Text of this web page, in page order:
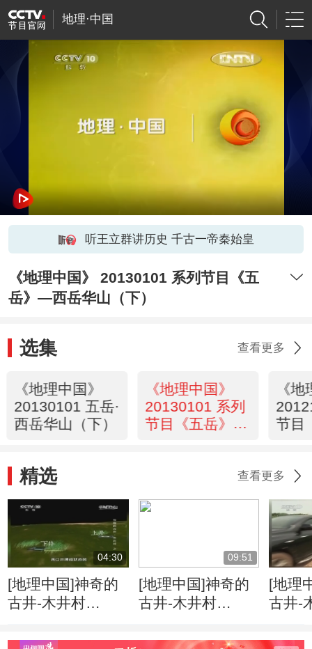
地理·中国
听王立群讲历史 千古一帝秦始皇
《地理中国》 20130101 系列节目《五
岳》—西岳华山（下）
选集 查看更多
《地理中国》
20130101 五岳·
西岳华山（下）
《地理中国》
20130101 系列
节目《五岳》—
《
节目
精选 查看更多
04:30
[地理中国]神奇的
古井-木井村
与救命井
09:51
[地理中国]神奇的
古井-木井村
的两口救命井
[地理
古井-
木水井